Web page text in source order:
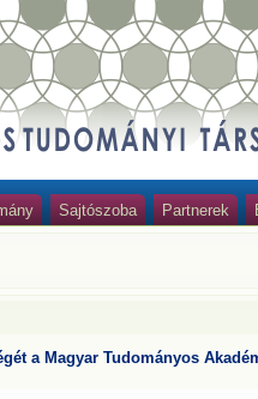
Sajtószoba Partnerek
a Magyar Tudományos